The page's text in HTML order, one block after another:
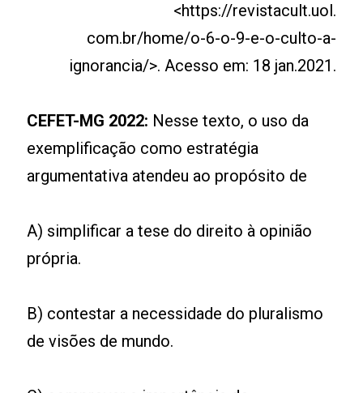
<https://revistacult.uol.
com.br/home/o-6-o-9-e-o-culto-a-
ignorancia/>. Acesso em: 18 jan.2021.
CEFET-MG 2022: Nesse texto, o uso da
exemplificação como estratégia
argumentativa atendeu ao propósito de
A) simplificar a tese do direito à opinião
própria.
B) contestar a necessidade do pluralismo
de visões de mundo.